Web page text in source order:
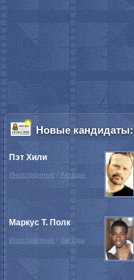
Новые кандидаты:
Пэт Хили
Иностранные / Актёры
Маркус Т. Полк
Иностранные / Актёры